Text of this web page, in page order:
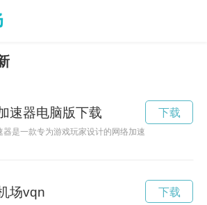
速器电脑版下载
器是一款专为游戏玩家设计的网络加速工具，能够帮
下载
场vqn 下载